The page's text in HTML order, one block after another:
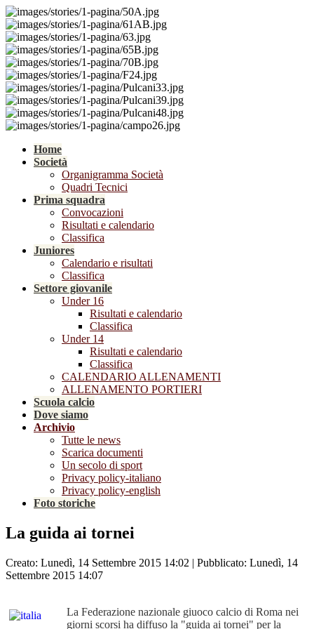
Home
Società
Organigramma Società
Quadri Tecnici
Prima squadra
Convocazioni
Risultati e calendario
Classifica
Juniores
Calendario e risultati
Classifica
Settore giovanile
Under 16
Risultati e calendario
Classifica
Under 14
Risultati e calendario
Classifica
CALENDARIO ALLENAMENTI
ALLENAMENTO PORTIERI
Scuola calcio
Dove siamo
Archivio
Tutte le news
Scarica documenti
Un secolo di sport
Privacy policy-italiano
Privacy policy-english
Foto storiche
La guida ai tornei
Creato: Lunedì, 14 Settembre 2015 14:02 | Pubblicato: Lunedì, 14
Settembre 2015 14:07
La Federazione nazionale giuoco calcio di Roma nei
giorni scorsi ha diffuso la "guida ai tornei" per la